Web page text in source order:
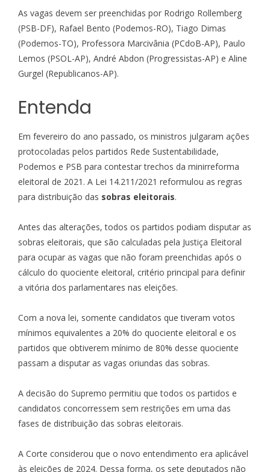
As vagas devem ser preenchidas por Rodrigo Rollemberg
(PSB-DF), Rafael Bento (Podemos-RO), Tiago Dimas
(Podemos-TO), Professora Marcivânia (PCdoB-AP), Paulo
Lemos (PSOL-AP), André Abdon (Progressistas-AP) e Aline
Gurgel (Republicanos-AP).
Entenda
Em fevereiro do ano passado, os ministros julgaram ações
protocoladas pelos partidos Rede Sustentabilidade,
Podemos e PSB para contestar trechos da minirreforma
eleitoral de 2021. A Lei 14.211/2021 reformulou as regras
para distribuição das sobras eleitorais.
Antes das alterações, todos os partidos podiam disputar as
sobras eleitorais, que são calculadas pela Justiça Eleitoral
para ocupar as vagas que não foram preenchidas após o
cálculo do quociente eleitoral, critério principal para definir
a vitória dos parlamentares nas eleições.
Com a nova lei, somente candidatos que tiveram votos
mínimos equivalentes a 20% do quociente eleitoral e os
partidos que obtiverem mínimo de 80% desse quociente
passam a disputar as vagas oriundas das sobras.
A decisão do Supremo permitiu que todos os partidos e
candidatos concorressem sem restrições em uma das
fases de distribuição das sobras eleitorais.
A Corte considerou que o novo entendimento era aplicável
às eleições de 2024. Dessa forma, os sete deputados não